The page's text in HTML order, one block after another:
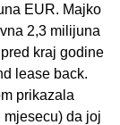
EUR. Majko
2,3 milijuna
kraj godine
lease back.
prikazala
mjesecu) da joj